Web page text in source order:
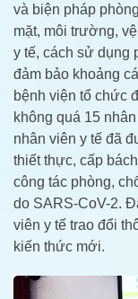
và biện pháp
mặt, môi trường,
y tế, cách sử
đảm bảo khoảng
bệnh viện tổ chức
không quá 15
nhân viên y tế đã
thiết thực, cấp
công tác phòng,
do SARS-CoV-2.
viên y tế trao đổi
kiến thức mới.